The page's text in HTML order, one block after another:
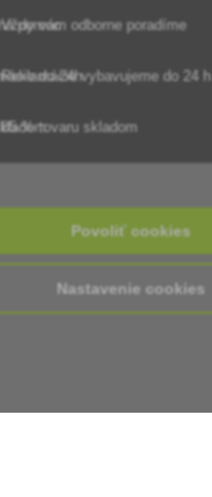
Vždy vám odborne poradíme
Reklamácie vybavujeme do 24 h
85 % tovaru skladom
Povoliť cookies
Nastavenie cookies